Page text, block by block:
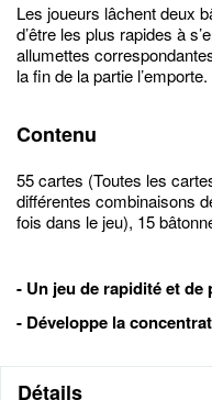
Les joueurs lâchent deux
d’être les plus rapides à
allumettes
la fin de la partie l’emporte.
Contenu
55 cartes (Toutes les
différentes combinaisons
fois dans le jeu), 15
- Un jeu de rapidité et
- Développe la
Détails